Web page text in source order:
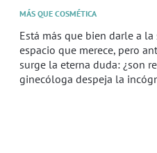
MÁS QUE COSMÉTICA
Está más que bien darle a
espacio que merece, pero
surge la eterna duda: ¿son
ginecóloga despeja la